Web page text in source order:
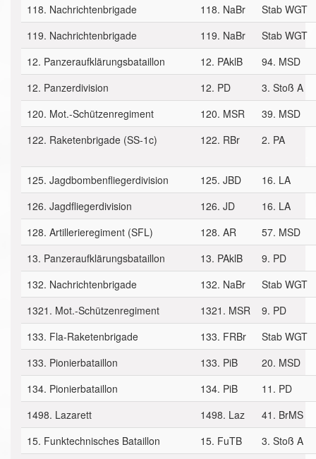
118. Nachrichtenbrigade 118. NaBr
Stab WGT
119. Nachrichtenbrigade
119. NaBr
Stab WGT
12. Panzeraufklärungsbataillon
12. PAklB
94. MSD
12. Panzerdivision
12. PD
3. Stoß A
120. Mot.-Schützenregiment
120. MSR
39. MSD
122. Raketenbrigade (SS-1c)
122. RBr 2. PA
125. Jagdbombenfliegerdivision 125. JBD
16. LA
126. Jagdfliegerdivision
126. JD
16. LA
128. Artillerieregiment (SFL)
128. AR
57. MSD
13. Panzeraufklärungsbataillon
13. PAklB
9. PD
132. Nachrichtenbrigade
132. NaBr
Stab WGT
1321. Mot.-Schützenregiment
1321. MSR
9. PD
133. Fla-Raketenbrigade
133. FRBr
Stab WGT
133. Pionierbataillon
133. PiB
20. MSD
134. Pionierbataillon
134. PiB
11. PD
1498. Lazarett
1498. Laz
41. BrMS
15. Funktechnisches Bataillon
15. FuTB
3. Stoß A